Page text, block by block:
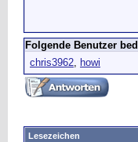
Folgende Benutzer
chris3962, howi
Lesezeichen